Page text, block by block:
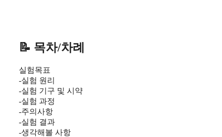
📝 목차/차례
실험목표
-실험 원리
-실험 기구 및 시약
-실험 과정
-주의사항
-실험 결과
-생각해볼 사항